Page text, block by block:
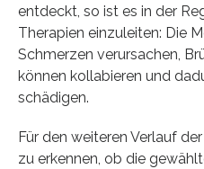
entdeckt, so ist es in der
Therapien einzuleiten: Die
Schmerzen verursachen,
können kollabieren und
schädigen.
Für den weiteren Verlauf
zu erkennen, ob die